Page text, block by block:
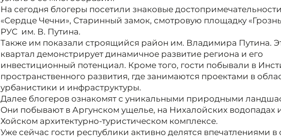
На сегодня блогеры посетили знаковые
«Сердце Чечни», Старинный замок, смотровую площадку
РУС им. В. Путина.
Также им показали строящийся район им. Владимира Путина.
квартал демонстрирует динамичное развитие региона и его
инвестиционный потенциал. Кроме того, гости побывали в
пространственного развития, где занимаются проектами в
урбанистики и инфраструктуры.
Далее блогеров ознакомят с уникальными природными
Они побывают в Аргунском ущелье, на Нихалойских водопадах
Хойском архитектурно-туристическом комплексе.
Уже сейчас гости республики активно делятся впечатлениями в